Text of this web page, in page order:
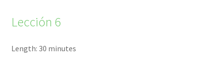
Lección 6
Length: 30 minutes